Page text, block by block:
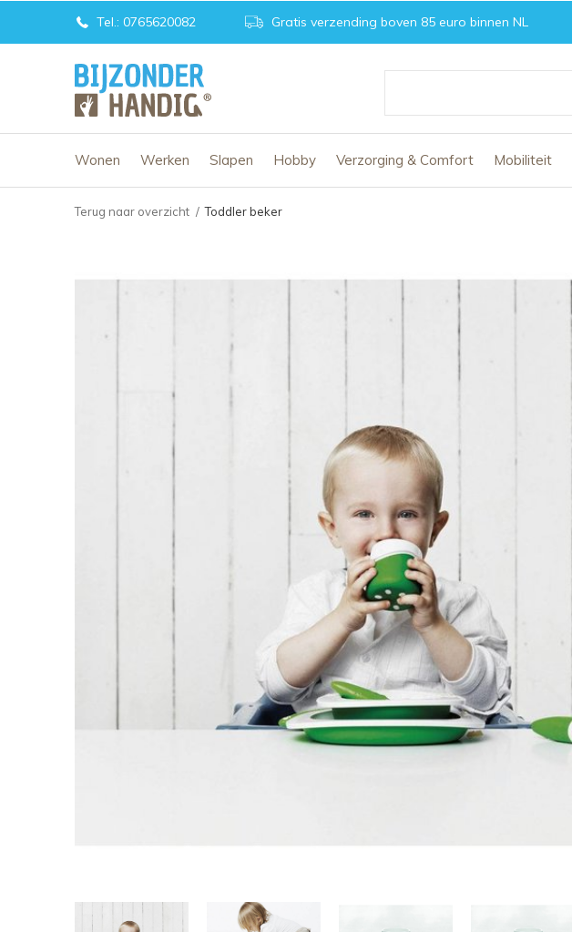
Wonen Werken Slapen Hobby Verzorging & Comfort Mobiliteit
Tel.: 0765620082 Gratis verzending boven 85 euro binnen NL
Terug naar overzicht Toddler beker